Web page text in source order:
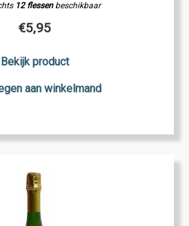
12 flessenbeschikbaar
€5,95
Bekijk product
aan winkelmand